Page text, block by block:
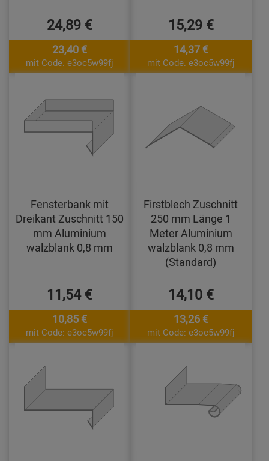
24,89 €
23,40 €
mit Code: e3oc5w99fj
15,29 €
14,37 €
mit Code: e3oc5w99fj
Fensterbank mit
Dreikant Zuschnitt 150
mm Aluminium
walzblank 0,8 mm
11,54 €
10,85 €
mit Code: e3oc5w99fj
Firstblech Zuschnitt
250 mm Länge 1
Meter Aluminium
walzblank 0,8 mm
(Standard)
14,10 €
13,26 €
mit Code: e3oc5w99fj